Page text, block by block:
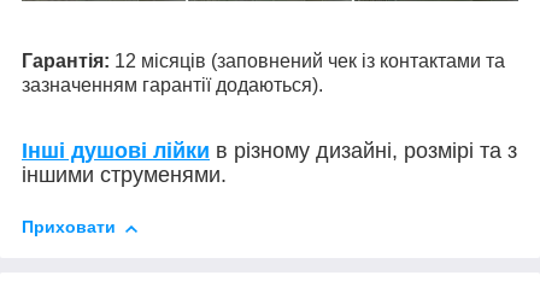
Гарантія: 12 місяців (заповнений чек із контактами та
зазначенням гарантії додаються).
Інші душові лійки в різному дизайні, розмірі та з
іншими струменями.
Приховати